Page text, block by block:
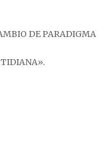
DE PARADIGMA